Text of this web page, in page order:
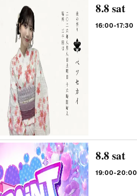
8.8 sat
16:00-17:30
8.8 sat
19:00-20:00